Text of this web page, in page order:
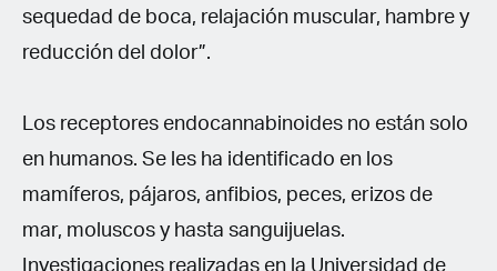
sequedad de boca, relajación muscular, hambre y
reducción del dolor”.
Los receptores endocannabinoides no están solo
en humanos. Se les ha identificado en los
mamíferos, pájaros, anfibios, peces, erizos de
mar, moluscos y hasta sanguijuelas.
Investigaciones realizadas en la Universidad de